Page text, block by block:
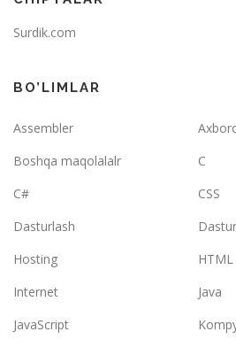
Surdik.com
BO’LIMLAR
Assembler
Boshqa maqolalalr
C
C#
CSS
Dasturlash
Hosting
HTML
Internet
Java
JavaScript